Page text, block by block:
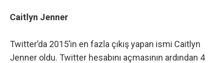
Caitlyn Jenner
Twitter’da 2015’in en fazla çıkış yapan ismi Caitlyn
Jenner oldu. Twitter hesabını açmasının ardından 4